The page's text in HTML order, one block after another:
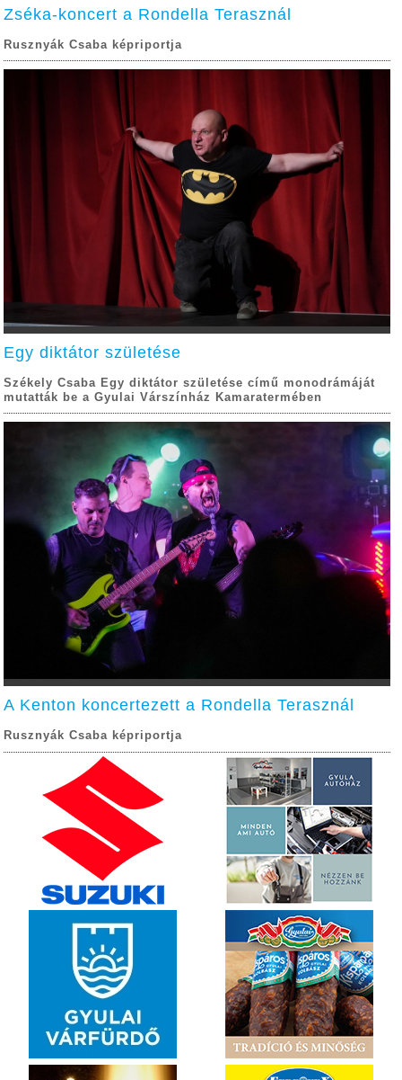
Zséka-koncert a Rondella Terasznál
Rusznyák Csaba képriportja
Egy diktátor születése
Székely Csaba Egy diktátor születése című monodrámáját
mutatták be a Gyulai Várszínház Kamaratermében
A Kenton koncertezett a Rondella Terasznál
Rusznyák Csaba képriportja